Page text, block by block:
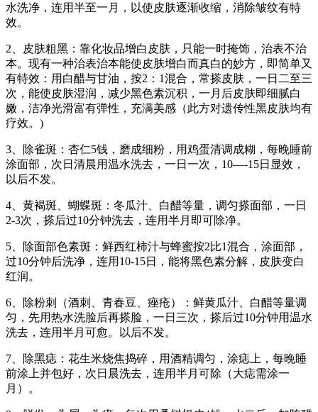
水洗净，连用半至一月，以使皮肤逐渐收缩，消除皱纹有特
效。
2、皮肤粗黑：靠化妆品增白皮肤，只能一时掩饰，治表不治
本。现有一种治表治本能使皮肤增白而真白的妙方，即简单又
有特效：用白醋与甘油，按2：1混合，常搽皮肤，一日二至三
次，能使皮肤湿润，减少黑色素沉积，一月后皮肤即细腻白
嫩，洁净光滑富有弹性，充满美感（此方对遗传性黑皮肤均有
疗效。)
3、除雀斑：杏仁5钱，磨成细粉，用鸡蛋清调成糊，每晚睡前
涂面部，次日清晨用温水洗去，一日一次，10—-15日显效，
以后不发。
4、黄褐斑、蝴蝶斑：冬瓜汁、白醋等量，调匀搽面部，一日
2-3次，搽后过10分钟洗去，连用半月即可除净。
5、除面部色素斑：鲜西红柿汁与蜂蜜按2比1混合，涂面部，
过10分钟后洗净，连用10-15日，能将黑色素分解，皮肤变白
红润。
6、除粉刺（酒刺、青春豆、痤疮）：鲜黄瓜汁、白醋等量调
匀，先用热水洗脸后再搽脸，一日三次，搽后过10分钟用温水
洗去，连用半月可愈。以后不发。
7、除黑痣：花生米烧焦捣碎，用酒精调匀，涂痣上，每晚睡
前涂上并包好，次日晨洗去，连用半月可除（大痣需涂一
月）。